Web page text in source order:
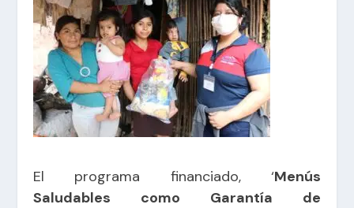
El programa financiado, ‘Menús
Saludables como Garantía de